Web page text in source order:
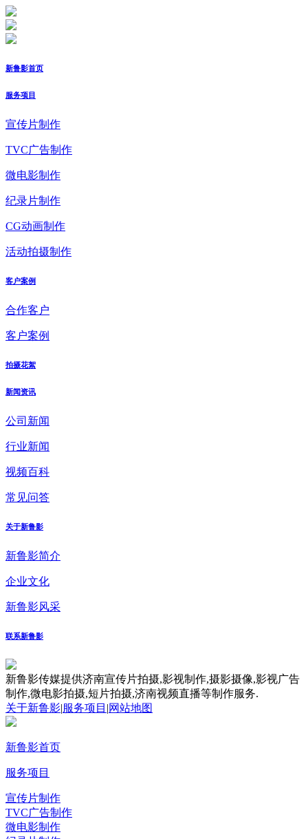
新鲁影首页
服务项目
宣传片制作
TVC广告制作
微电影制作
纪录片制作
CG动画制作
活动拍摄制作
客户案例
合作客户
客户案例
拍摄花絮
新闻资讯
公司新闻
行业新闻
视频百科
常见问答
关于新鲁影
新鲁影简介
企业文化
新鲁影风采
联系新鲁影
新鲁影传媒提供济南宣传片拍摄,影视制作,摄影摄像,影视广告
制作,微电影拍摄,短片拍摄,济南视频直播等制作服务.
关于新鲁影|服务项目 |网站地图
新鲁影首页
服务项目
宣传片制作
TVC广告制作
微电影制作